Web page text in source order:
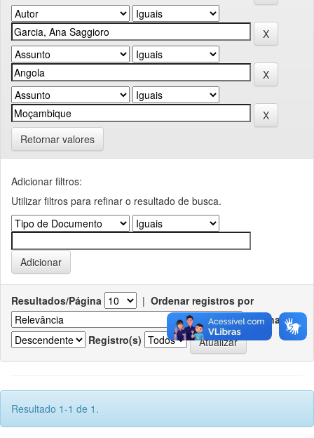
Retornar valores
Adicionar filtros:
Utilizar filtros para refinar o resultado de busca.
Resultados/Página | Ordenar registros por
Ordenar
Registro(s)
Resultado 1-1 de 1.